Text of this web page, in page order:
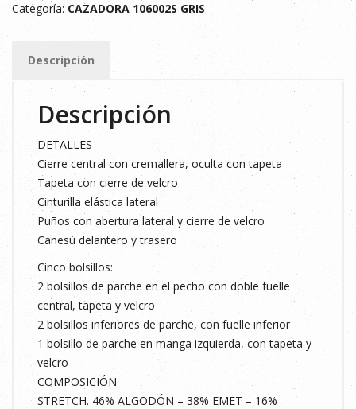
106002S
cantidad
Categoría: CAZADORA 106002S GRIS
Descripción
Descripción
DETALLES
Cierre central con cremallera, oculta con tapeta
Tapeta con cierre de velcro
Cinturilla elástica lateral
Puños con abertura lateral y cierre de velcro
Canesú delantero y trasero
Cinco bolsillos:
2 bolsillos de parche en el pecho con doble fuelle
central, tapeta y velcro
2 bolsillos inferiores de parche, con fuelle inferior
1 bolsillo de parche en manga izquierda, con tapeta y
velcro
COMPOSICIÓN
STRETCH. 46% ALGODÓN – 38% EMET – 16%